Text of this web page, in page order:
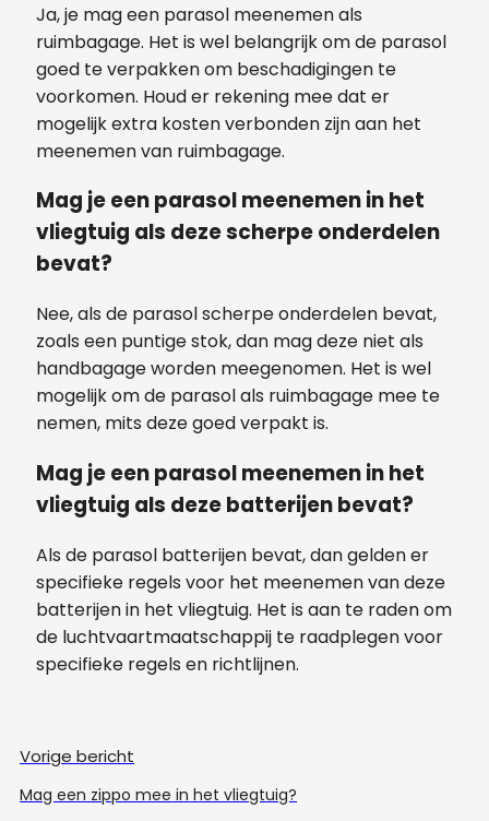
Ja, je mag een parasol meenemen als
ruimbagage. Het is wel belangrijk om de parasol
goed te verpakken om beschadigingen te
voorkomen. Houd er rekening mee dat er
mogelijk extra kosten verbonden zijn aan het
meenemen van ruimbagage.
Mag je een parasol meenemen in het
vliegtuig als deze scherpe onderdelen
bevat?
Nee, als de parasol scherpe onderdelen bevat,
zoals een puntige stok, dan mag deze niet als
handbagage worden meegenomen. Het is wel
mogelijk om de parasol als ruimbagage mee te
nemen, mits deze goed verpakt is.
Mag je een parasol meenemen in het
vliegtuig als deze batterijen bevat?
Als de parasol batterijen bevat, dan gelden er
specifieke regels voor het meenemen van deze
batterijen in het vliegtuig. Het is aan te raden om
de luchtvaartmaatschappij te raadplegen voor
specifieke regels en richtlijnen.
Vorige bericht
Mag een zippo mee in het vliegtuig?